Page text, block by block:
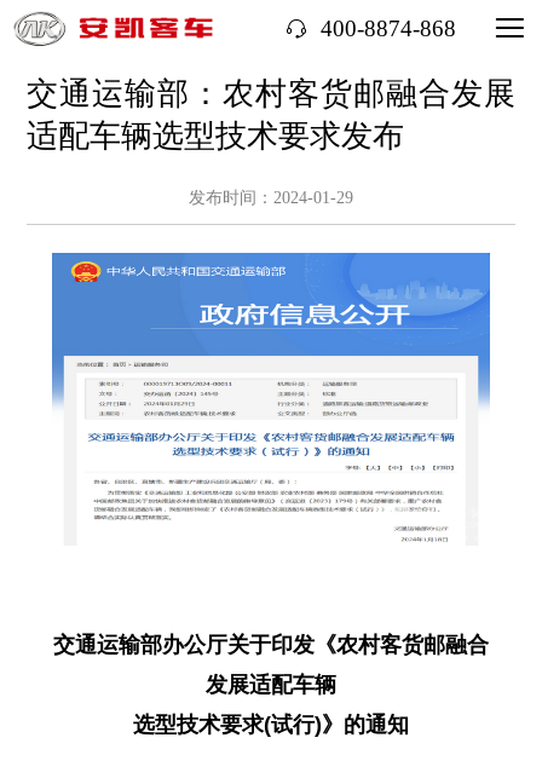
400-8874-868
交通运输部：农村客货邮融合发展
适配车辆选型技术要求发布
发布时间：2024-01-29
交通运输部办公厅关于印发《农村客货邮融合
发展适配车辆
选型技术要求(试行)》的通知